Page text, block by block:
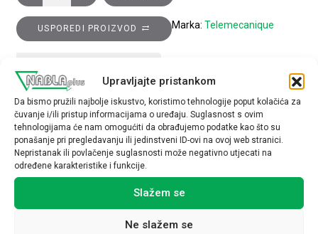
Upravljajte pristankom
Da bismo pružili najbolje iskustvo, koristimo tehnologije poput kolačića za
čuvanje i/ili pristup informacijama o uređaju. Suglasnost s ovim
tehnologijama će nam omogućiti da obrađujemo podatke kao što su
ponašanje pri pregledavanju ili jedinstveni ID-ovi na ovoj web stranici.
Nepristanak ili povlačenje suglasnosti može negativno utjecati na
određene karakteristike i funkcije.
Slažem se
Ne slažem se
USPOREDI PROIZVOD Marka: Telemecanique
TEHNIČKE SPECIFIKACIJE
Povezani proizvodi